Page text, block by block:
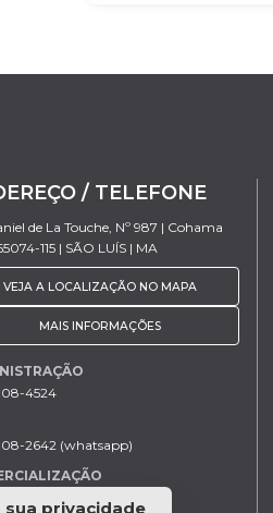
/ TELEFONE
de La Touche, Nº 987 | Cohama
115 | SÃO LUÍS | MA
VEJA A LOCALIZAÇÃO NO MAPA
MAIS INFORMAÇÕES
4524
2642 (whatsapp)
Trovão (98) 9 9154-7205
sua privacidade